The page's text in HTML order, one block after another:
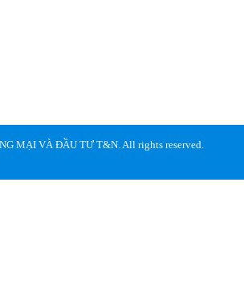
MẠI VÀ ĐẦU TƯ T&N. All rights reserved.